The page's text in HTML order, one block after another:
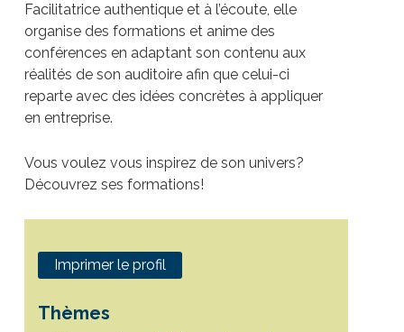
Facilitatrice authentique et à l’écoute, elle
organise des formations et anime des
conférences en adaptant son contenu aux
réalités de son auditoire afin que celui-ci
reparte avec des idées concrètes à appliquer
en entreprise.
Vous voulez vous inspirez de son univers?
Découvrez ses formations!
Imprimer le profil
Thèmes